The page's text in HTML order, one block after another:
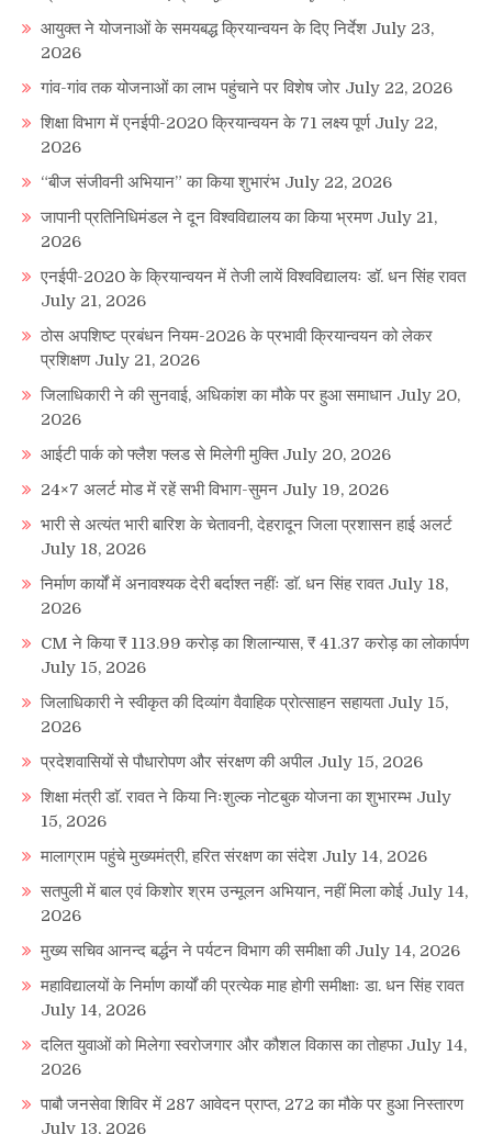
आयुक्त ने योजनाओं के समयबद्ध क्रियान्वयन के दिए निर्देश July 23,
2026
गांव-गांव तक योजनाओं का लाभ पहुंचाने पर विशेष जोर July 22, 2026
शिक्षा विभाग में एनईपी-2020 क्रियान्वयन के 71 लक्ष्य पूर्ण July 22,
2026
“बीज संजीवनी अभियान” का किया शुभारंभ July 22, 2026
जापानी प्रतिनिधिमंडल ने दून विश्वविद्यालय का किया भ्रमण July 21,
2026
एनईपी-2020 के क्रियान्वयन में तेजी लायें विश्वविद्यालयः डॉ. धन सिंह रावत
July 21, 2026
ठोस अपशिष्ट प्रबंधन नियम-2026 के प्रभावी क्रियान्वयन को लेकर
प्रशिक्षण July 21, 2026
जिलाधिकारी ने की सुनवाई, अधिकांश का मौके पर हुआ समाधान July 20,
2026
आईटी पार्क को फ्लैश फ्लड से मिलेगी मुक्ति July 20, 2026
24×7 अलर्ट मोड में रहें सभी विभाग-सुमन July 19, 2026
भारी से अत्यंत भारी बारिश के चेतावनी, देहरादून जिला प्रशासन हाई अलर्ट
July 18, 2026
निर्माण कार्यों में अनावश्यक देरी बर्दाश्त नहींः डाॅ. धन सिंह रावत July 18,
2026
CM ने किया ₹ 113.99 करोड़ का शिलान्यास, ₹ 41.37 करोड़ का लोकार्पण
July 15, 2026
जिलाधिकारी ने स्वीकृत की दिव्यांग वैवाहिक प्रोत्साहन सहायता July 15,
2026
प्रदेशवासियों से पौधारोपण और संरक्षण की अपील July 15, 2026
शिक्षा मंत्री डाॅ. रावत ने किया निःशुल्क नोटबुक योजना का शुभारम्भ July
15, 2026
मालाग्राम पहुंचे मुख्यमंत्री, हरित संरक्षण का संदेश July 14, 2026
सतपुली में बाल एवं किशोर श्रम उन्मूलन अभियान, नहीं मिला कोई July 14,
2026
मुख्य सचिव आनन्द बर्द्धन ने पर्यटन विभाग की समीक्षा की July 14, 2026
महाविद्यालयों के निर्माण कार्यों की प्रत्येक माह होगी समीक्षाः डा. धन सिंह रावत
July 14, 2026
दलित युवाओं को मिलेगा स्वरोजगार और कौशल विकास का तोहफा July 14,
2026
पाबौ जनसेवा शिविर में 287 आवेदन प्राप्त, 272 का मौके पर हुआ निस्तारण
July 13, 2026